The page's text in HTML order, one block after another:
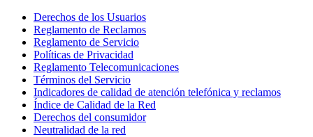
Derechos de los Usuarios
Reglamento de Reclamos
Reglamento de Servicio
Políticas de Privacidad
Reglamento Telecomunicaciones
Términos del Servicio
Indicadores de calidad de atención telefónica y reclamos
Índice de Calidad de la Red
Derechos del consumidor
Neutralidad de la red